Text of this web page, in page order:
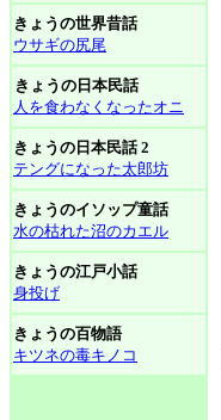
きょうの世界昔話
ウサギの尻尾
きょうの日本民話
人を食わなくなったオニ
きょうの日本民話 2
テングになった太郎坊
きょうのイソップ童話
水の枯れた沼のカエル
きょうの江戸小話
身投げ
きょうの百物語
キツネの毒キノコ